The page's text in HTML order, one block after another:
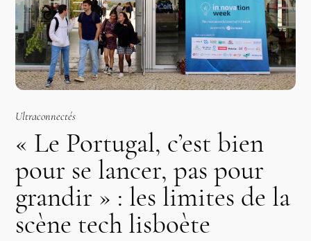
Ultraconnectés
« Le Portugal, c’est bien
pour se lancer, pas pour
grandir » : les limites de la
scène tech lisboète